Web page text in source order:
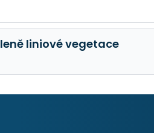
liniové vegetace